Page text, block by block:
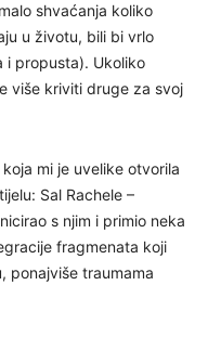
shvaćanja koliko
u životu, bili bi vrlo
i propusta). Ukoliko
više kriviti druge za svoj
mi je uvelike otvorila
Sal Rachele –
s njim i primio neka
fragmenata koji
ponajviše traumama